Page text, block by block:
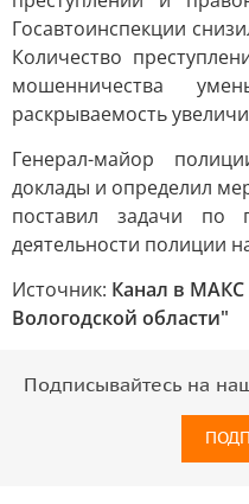
Госавтоинспекции
Количество
мошенничества
раскрываемость
Генерал-майор
доклады и определил
поставил задачи по
деятельности полиции
Источник: Канал в
Вологодской области"
Подписывайтесь на